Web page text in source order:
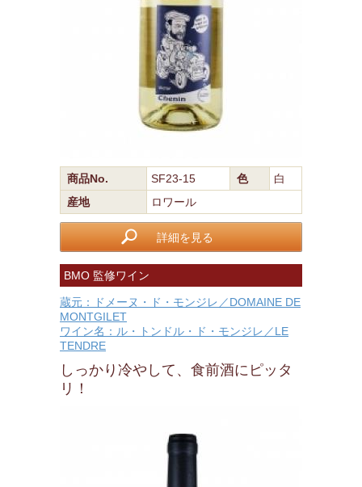
商品No. SF23-15 色
白
産地
ロワール
詳細を見る
BMO 監修ワイン
蔵元：ドメーヌ・ド・モンジレ／DOMAINE DE
MONTGILET
ワイン名：ル・トンドル・ド・モンジレ／LE
TENDRE
しっかり冷やして、食前酒にピッタ
リ！